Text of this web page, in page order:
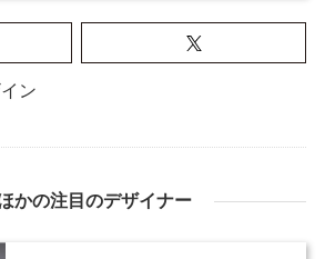
ン
かの注目のデザイナー